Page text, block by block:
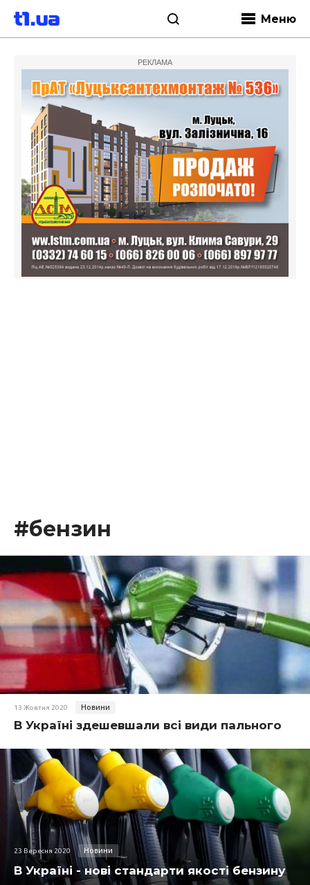
Меню
РЕКЛАМА
#бензин
13 Жовтня 2020 Новини
В Україні здешевшали всі види пального
23 Вересня 2020 Новини
В Україні - нові стандарти якості бензину